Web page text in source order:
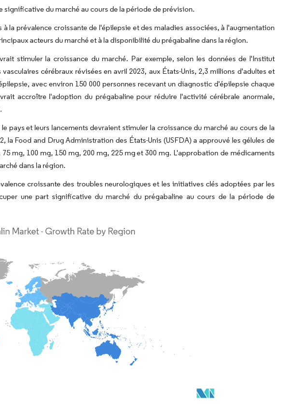
du marché au cours de la période de prévision.
la prévalence croissante de l'épilepsie et des maladies associées, à l'augmentation
acteurs du marché et à la disponibilité du prégabaline dans la région.
stimuler la croissance du marché. Par exemple, selon les données de l'Institut
cérébraux révisées en avril 2023, aux États-Unis, 2,3 millions d'adultes et
avec environ 150 000 personnes recevant un diagnostic d'épilepsie chaque
accroître l'adoption du prégabaline pour réduire l'activité cérébrale anormale,
pays et leurs lancements devraient stimuler la croissance du marché au cours de la
la Food and Drug Administration des États-Unis (USFDA) a approuvé les gélules de
mg, 100 mg, 150 mg, 200 mg, 225 mg et 300 mg. L'approbation de médicaments
dans la région.
croissante des troubles neurologiques et les initiatives clés adoptées par les
une part significative du marché du prégabaline au cours de la période de